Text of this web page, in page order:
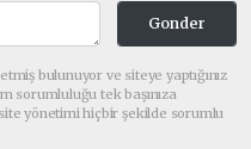
Gonder
bulunuyor ve siteye yaptığınız
sorumluluğu tek başınıza
yönetimi hiçbir şekilde sorumlu